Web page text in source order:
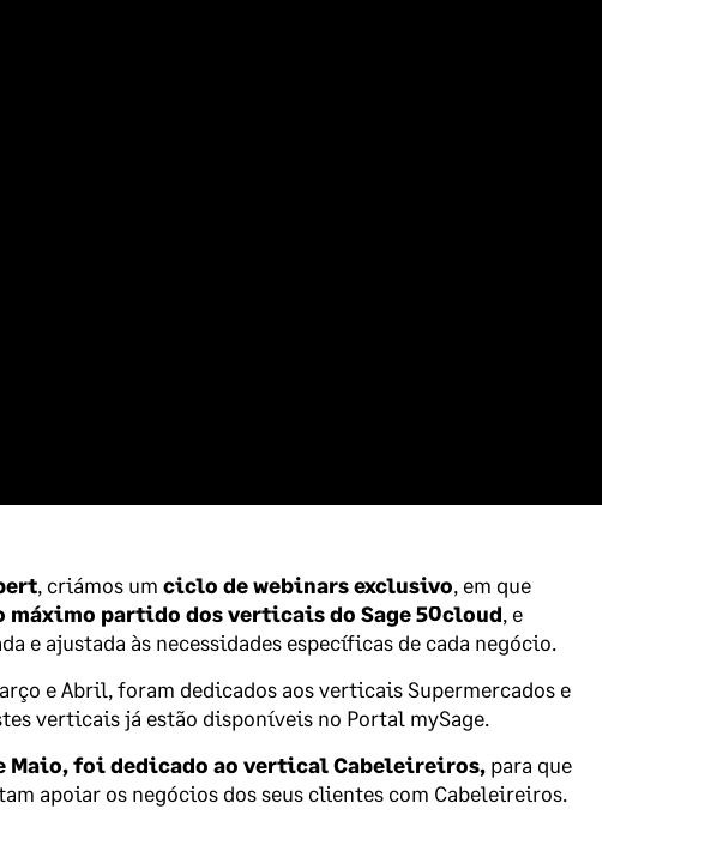
, criámos um ciclo de webinars exclusivo, em que
máximo partido dos verticais do Sage 50cloud, e
e ajustada às necessidades específicas de cada negócio.
e Abril, foram dedicados aos verticais Supermercados e
verticais já estão disponíveis no Portal mySage.
Maio, foi dedicado ao vertical Cabeleireiros,para que
apoiar os negócios dos seus clientes com Cabeleireiros.